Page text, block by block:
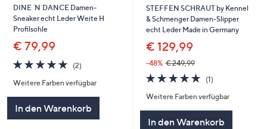
DINE `N`DANCE Damen-
Sneaker echt Leder Weite H
Profilsohle
€ 79,99
5.0
von
5
(2)2
Weitere Farben verfügbar
In den Warenkorb
STEFFEN SCHRAUT by Kennel
& Schmenger Damen-Slipper
echt Leder Made in Germany
€ 129,99
-48% € 249,99
5.0
von
5
(1)1
Weitere Farben verfügbar
In den Warenkorb